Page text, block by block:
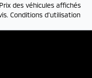
des véhicules affichés
Conditions d'utilisation